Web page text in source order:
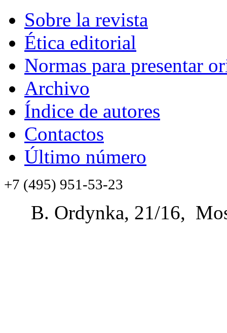
Sobre la revista
Ética editorial
Normas para presentar
Archivo
Índice de autores
Contactos
Último número
+7 (495) 951-53-23
B. Ordynka, 21/16,